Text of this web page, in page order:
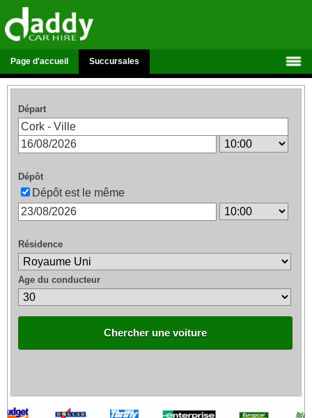
Page d'accueil Succursales
Départ
Dépôt
Dépôt est le même
Résidence
Age du conducteur
Chercher une voiture